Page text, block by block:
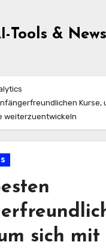
Tools & News
Kurse,
weiterzuentwickeln
sich mit